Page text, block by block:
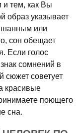
тем, как Вы
образ указывает
или
сон обещает
Если голос
сомнений в
сюжет советует
красивые
поющего
сна.